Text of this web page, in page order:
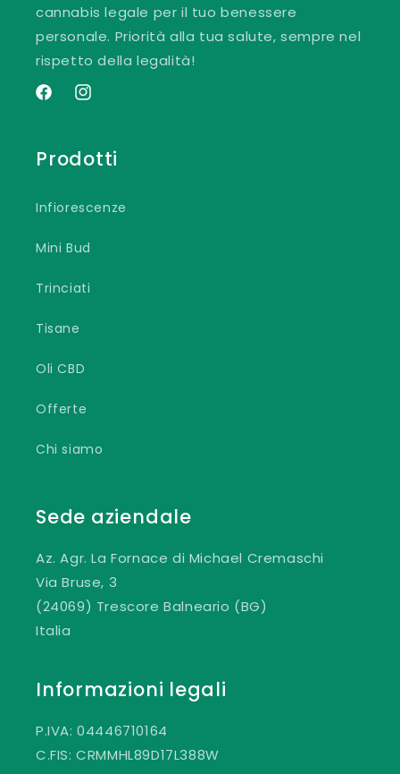
cannabis legale per il tuo benessere
personale. Priorità alla tua salute, sempre nel
rispetto della legalità!
FacebookInstagram
Prodotti
Infiorescenze
Mini Bud
Trinciati
Tisane
Oli CBD
Offerte
Chi siamo
Sede aziendale
Az. Agr. La Fornace di Michael Cremaschi
Via Bruse, 3
(24069) Trescore Balneario (BG)
Italia
Informazioni legali
P.IVA: 04446710164
C.FIS: CRMMHL89D17L388W